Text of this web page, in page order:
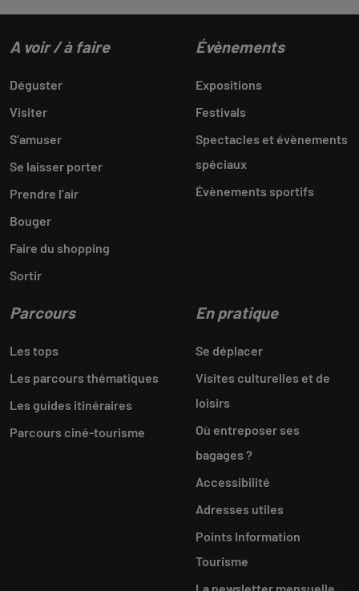
A voir / à faire
Déguster
Visiter
S’amuser
Se laisser porter
Prendre l’air
Bouger
Faire du shopping
Sortir
Évènements
Expositions
Festivals
Spectacles et évènements
spéciaux
Évènements sportifs
Parcours
Les tops
Les parcours thématiques
Les guides itinéraires
Parcours ciné-tourisme
En pratique
Se déplacer
Visites culturelles et de
loisirs
Où entreposer ses
bagages ?
Accessibilité
Adresses utiles
Points Information
Tourisme